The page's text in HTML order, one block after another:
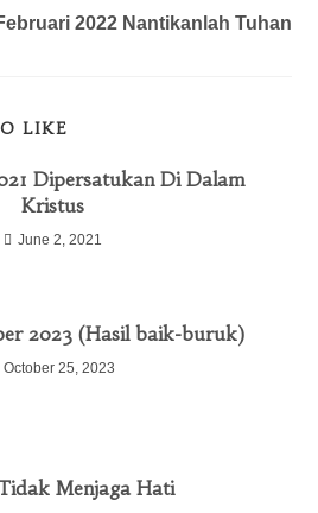
2022 Nantikanlah Tuhan
LIKE
Dipersatukan Di Dalam
Kristus
June 2, 2021
2023 (Hasil baik-buruk)
October 25, 2023
Menjaga Hati